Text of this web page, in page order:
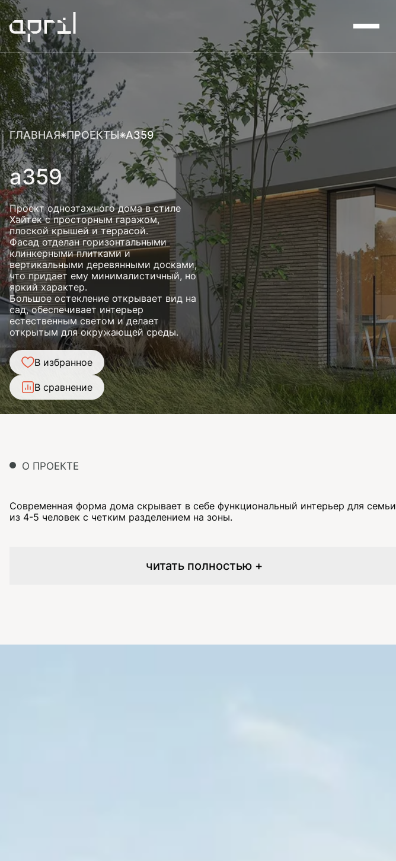
ГЛАВНАЯ ПРОЕКТЫ А359
а359
Проект одноэтажного дома в стиле
Хайтек с просторным гаражом,
плоской крышей и террасой.
Фасад отделан горизонтальными
клинкерными плитками и
вертикальными деревянными досками,
что придает ему минималистичный, но
яркий характер.
Большое остекление открывает вид на
сад, обеспечивает интерьер
естественным светом и делает
открытым для окружающей среды.
В избранное
В сравнение
О ПРОЕКТЕ
Современная форма дома скрывает в себе функциональный интерьер для семьи
из 4-5 человек с четким разделением на зоны.
читать полностью +